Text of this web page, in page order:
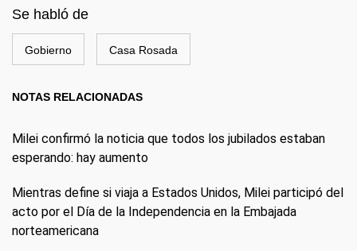
Se habló de
Gobierno Casa Rosada
NOTAS RELACIONADAS
Milei confirmó la noticia que todos los jubilados estaban
esperando: hay aumento
Mientras define si viaja a Estados Unidos, Milei participó del
acto por el Día de la Independencia en la Embajada
norteamericana